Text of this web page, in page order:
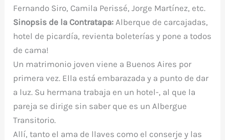
Fernando Siro, Camila Perissé, Jorge Martínez, etc.
Sinopsis de la Contratapa: Alberque de carcajadas,
hotel de picardía, revienta boleterías y pone a todos
de cama!
Un matrimonio joven viene a Buenos Aires por
primera vez. Ella está embarazada y a punto de dar
a luz. Su hermana trabaja en un hotel-, al que la
pareja se dirige sin saber que es un Albergue
Transitorio.
Allí, tanto el ama de llaves como el conserje y las